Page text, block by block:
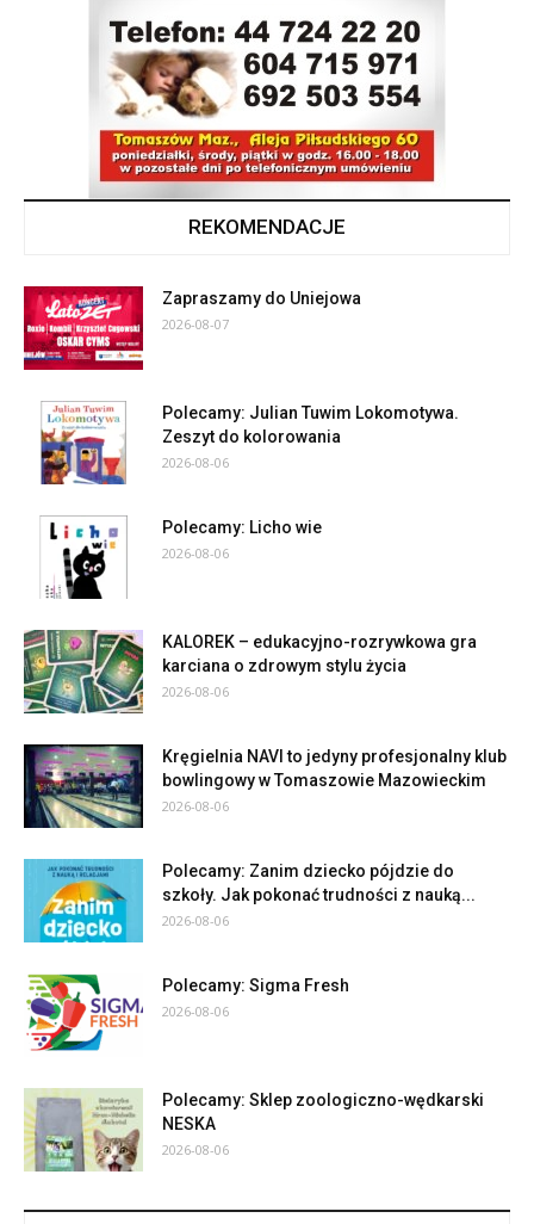
REKOMENDACJE
Zapraszamy do Uniejowa
2026-08-07
Polecamy: Julian Tuwim Lokomotywa.
Zeszyt do kolorowania
2026-08-06
Polecamy: Licho wie
2026-08-06
KALOREK – edukacyjno-rozrywkowa gra
karciana o zdrowym stylu życia
2026-08-06
Kręgielnia NAVI to jedyny profesjonalny klub
bowlingowy w Tomaszowie Mazowieckim
2026-08-06
Polecamy: Zanim dziecko pójdzie do
szkoły. Jak pokonać trudności z nauką...
2026-08-06
Polecamy: Sigma Fresh
2026-08-06
Polecamy: Sklep zoologiczno-wędkarski
NESKA
2026-08-06